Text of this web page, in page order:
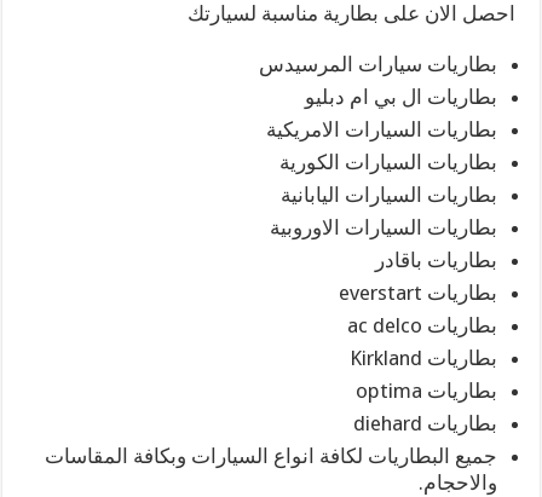
احصل الان على بطارية مناسبة لسيارتك
بطاريات سيارات المرسيدس
بطاريات ال بي ام دبليو
بطاريات السيارات الامريكية
بطاريات السيارات الكورية
بطاريات السيارات اليابانية
بطاريات السيارات الاوروبية
بطاريات باقادر
بطاريات everstart
بطاريات ac delco
بطاريات Kirkland
بطاريات optima
بطاريات diehard
جميع البطاريات لكافة انواع السيارات وبكافة المقاسات
والاحجام.